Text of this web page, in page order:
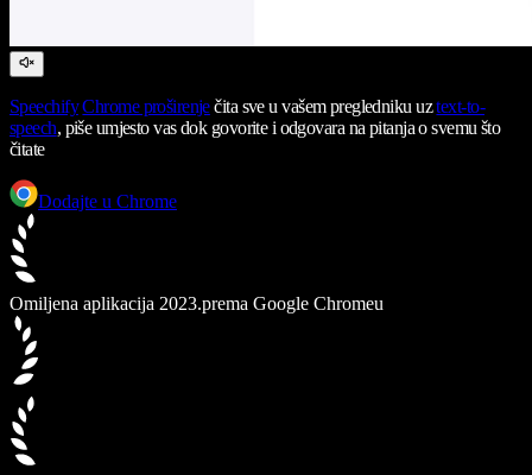
Speechify Chrome proširenječita sve u vašem pregledniku uztext-to-
speech, piše umjesto vas dok govorite i odgovara na pitanja o svemu što
čitate
Dodajte u Chrome
Omiljena aplikacija 2023.prema Google Chromeu